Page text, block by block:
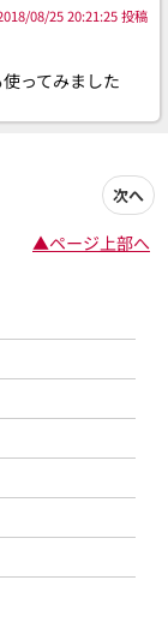
08/25 20:21:25 投稿
ってみました
次へ
▲ページ上部へ